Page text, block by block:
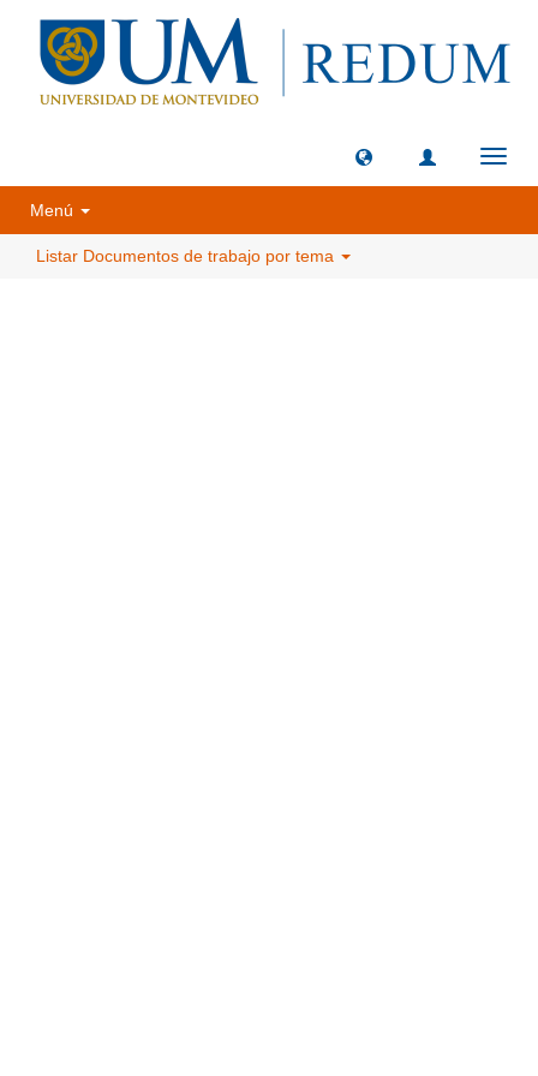
Menú
Listar Documentos de trabajo por tema